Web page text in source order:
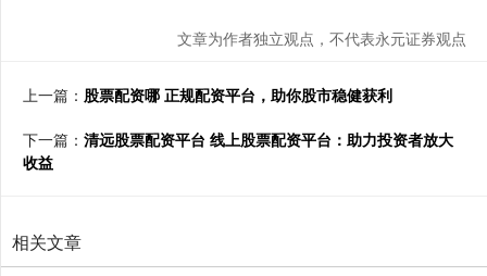
文章为作者独立观点，不代表永元证券观点
上一篇： 股票配资哪 正规配资平台，助你股市稳健获利
下一篇： 清远股票配资平台 线上股票配资平台：助力投资者放大
收益
相关文章